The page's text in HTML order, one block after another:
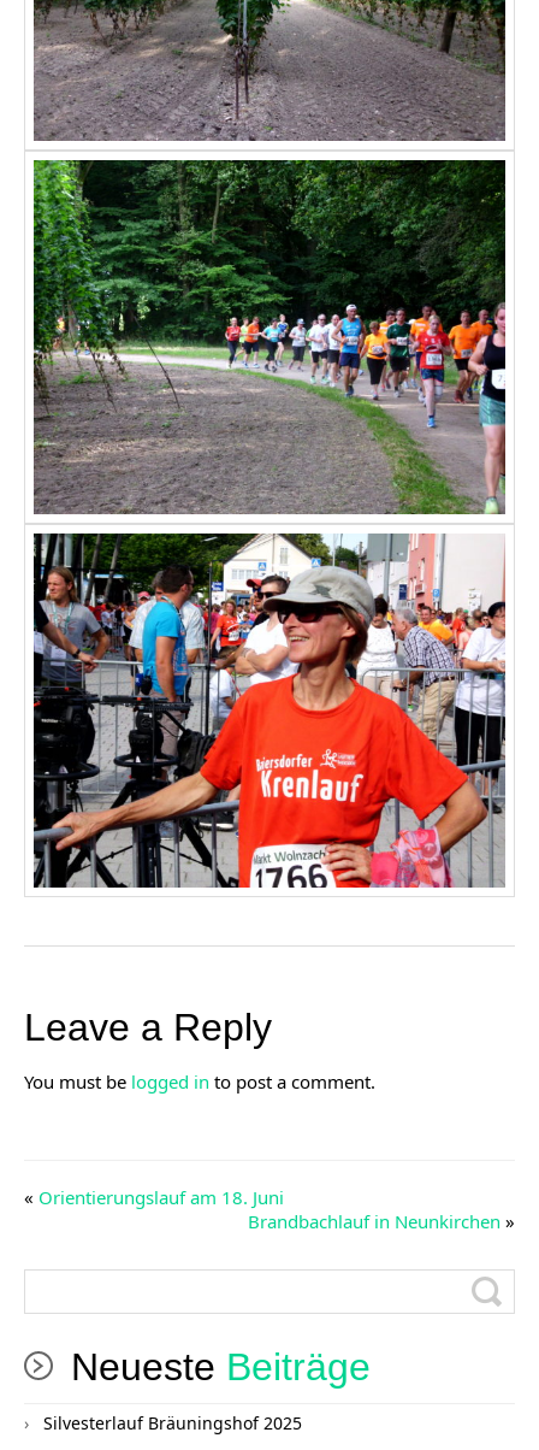
Leave a Reply
You must be logged in to post a comment.
« Orientierungslauf am 18. Juni
Brandbachlauf in Neunkirchen »
Neueste Beiträge
Silvesterlauf Bräuningshof 2025